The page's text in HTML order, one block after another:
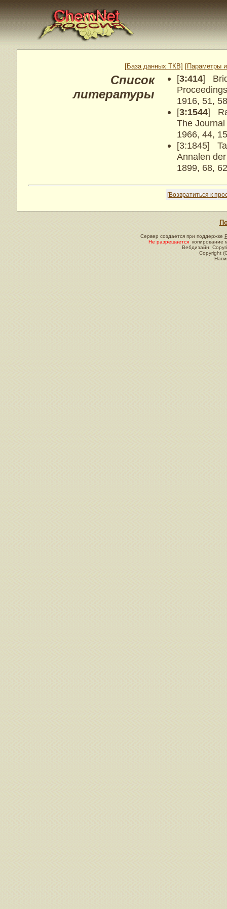
[База данных ТКВ] [Параметры
Список
литературы
[3:414]
1916, 51,
[3:1544]
The
1966, 44,
[3:1845]
Annalen
1899, 68,
[Возвратиться к
Сервер создается при поддержке
Не разрешается копирование
Вебдизайн:
Copyright